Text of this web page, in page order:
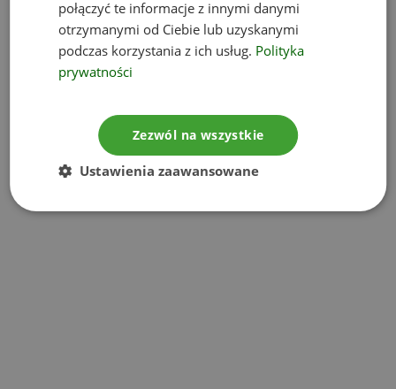
połączyć te informacje z innymi danymi
otrzymanymi od Ciebie lub uzyskanymi
podczas korzystania z ich usług. Polityka
prywatności
Zezwól na wszystkie
Ustawienia zaawansowane